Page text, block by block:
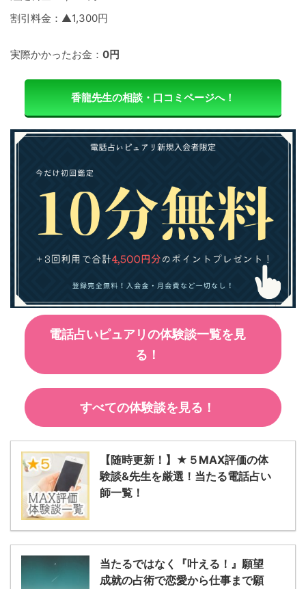
割引料金：▲1,300円
実際かかったお金： 0円
香龍先生の相談・口コミページへ！
電話占いピュアリの体験談一覧を見
る！
すべての体験談を見る！
【随時更新！】★５MAX評価の体
験談&先生を厳選！当たる電話占い
師一覧！
当たるではなく『叶える！』願望
成就の占術で恋愛から仕事まで願